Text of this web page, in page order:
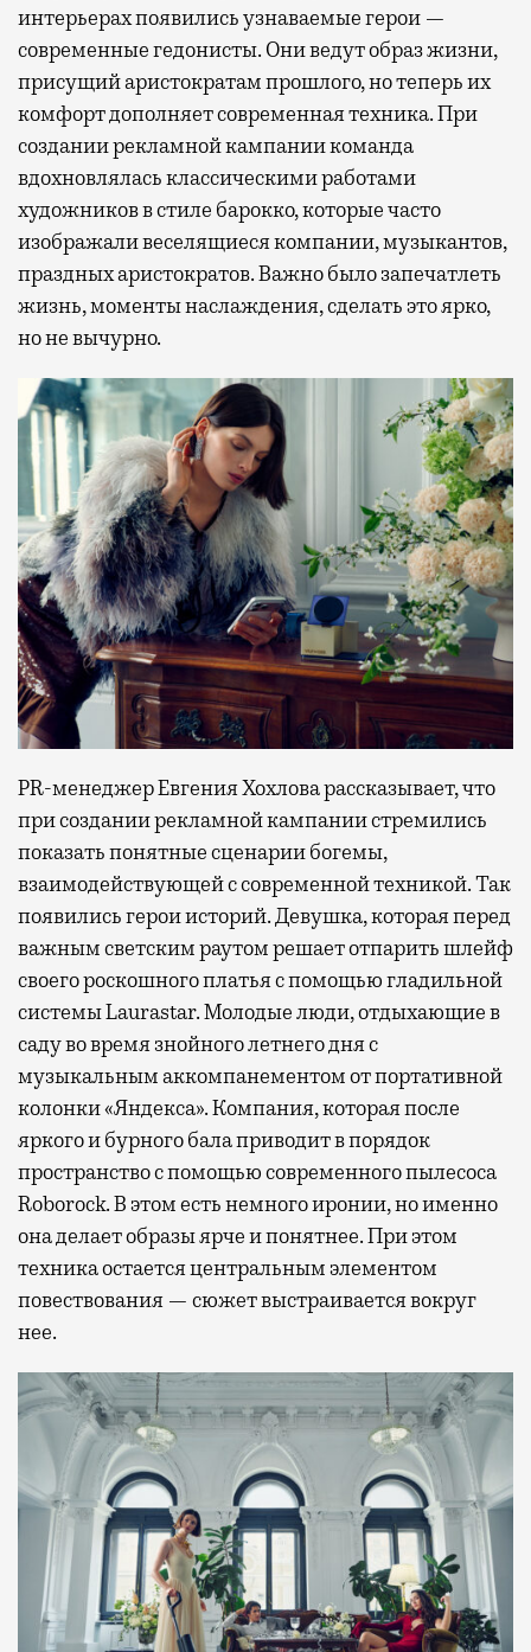
интерьерах появились узнаваемые герои —
современные гедонисты. Они ведут образ жизни,
присущий аристократам прошлого, но теперь их
комфорт дополняет современная техника. При
создании рекламной кампании команда
вдохновлялась классическими работами
художников в стиле барокко, которые часто
изображали веселящиеся компании, музыкантов,
праздных аристократов. Важно было запечатлеть
жизнь, моменты наслаждения, сделать это ярко,
но не вычурно.
PR-менеджер Евгения Хохлова рассказывает, что
при создании рекламной кампании стремились
показать понятные сценарии богемы,
взаимодействующей с современной техникой. Так
появились герои историй. Девушка, которая перед
важным светским раутом решает отпарить шлейф
своего роскошного платья с помощью гладильной
системы Laurastar. Молодые люди, отдыхающие в
саду во время знойного летнего дня с
музыкальным аккомпанементом от портативной
колонки «Яндекса». Компания, которая после
яркого и бурного бала приводит в порядок
пространство с помощью современного пылесоса
Roborock. В этом есть немного иронии, но именно
она делает образы ярче и понятнее. При этом
техника остается центральным элементом
повествования — сюжет выстраивается вокруг
нее.